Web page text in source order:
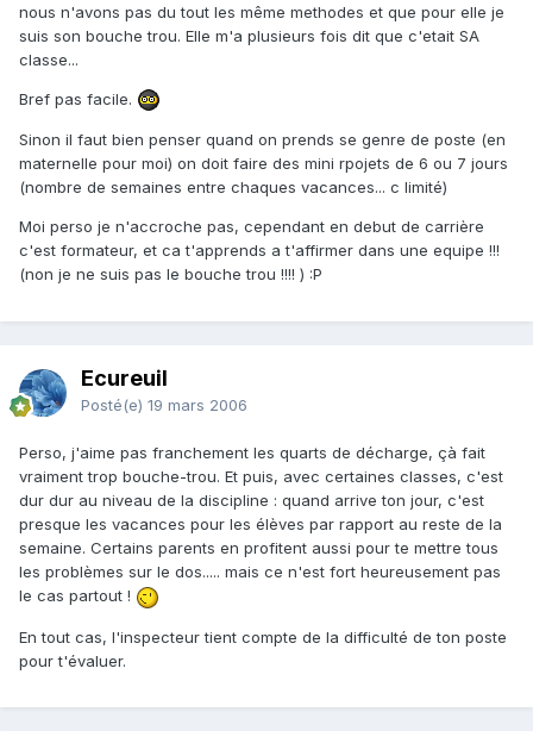
nous n'avons pas du tout les même methodes et que pour elle je
suis son bouche trou. Elle m'a plusieurs fois dit que c'etait SA
classe...
Bref pas facile.
Sinon il faut bien penser quand on prends se genre de poste (en
maternelle pour moi) on doit faire des mini rpojets de 6 ou 7 jours
(nombre de semaines entre chaques vacances... c limité)
Moi perso je n'accroche pas, cependant en debut de carrière
c'est formateur, et ca t'apprends a t'affirmer dans une equipe !!!
(non je ne suis pas le bouche trou !!!! ) :P
Ecureuil
Posté(e) 19 mars 2006
Perso, j'aime pas franchement les quarts de décharge, çà fait
vraiment trop bouche-trou. Et puis, avec certaines classes, c'est
dur dur au niveau de la discipline : quand arrive ton jour, c'est
presque les vacances pour les élèves par rapport au reste de la
semaine. Certains parents en profitent aussi pour te mettre tous
les problèmes sur le dos..... mais ce n'est fort heureusement pas
le cas partout !
En tout cas, l'inspecteur tient compte de la difficulté de ton poste
pour t'évaluer.